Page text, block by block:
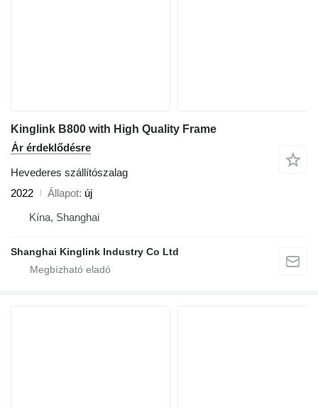
Kinglink B800 with High Quality Frame
Ár érdeklődésre
Hevederes szállítószalag
2022
Állapot új
Kína, Shanghai
Shanghai Kinglink Industry Co Ltd